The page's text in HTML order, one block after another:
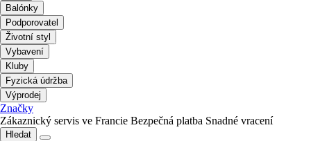
Balónky
Podporovatel
Životní styl
Vybavení
Kluby
Fyzická údržba
Výprodej
Značky
Zákaznický servis ve Francie Bezpečná platba Snadné vracení
Hledat